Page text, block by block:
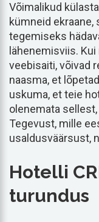
Võimalikud
kümneid
tegemiseks
lähenemisviis.
veebisaiti, võivad
naasma, et
uskuma, et teie
olenemata
Tegevust, mille
usaldusväärsust,
Hotelli
turundus